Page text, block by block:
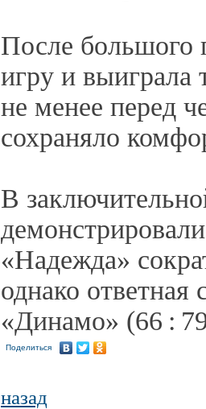
После большого
игру и выиграла
не менее перед
сохраняло
В
«Надежда»
однако ответная
«Динамо» (66 :
Поделиться
назад